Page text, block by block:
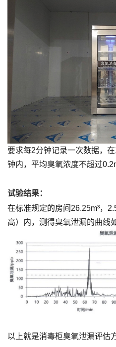
要求每2分钟记录一次数据，
钟内，平均臭氧浓度不超过
试验结果：
在标准规定的房间26.25m³，
高）内，测得臭氧泄漏的曲线
以上就是消毒柜臭氧泄漏评估